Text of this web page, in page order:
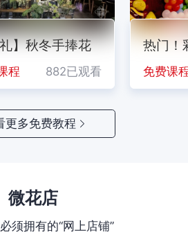
热门！
学
免费课
】秋冬手捧花
程 882已观看
手把手教你
488已观看
一看就会的
免费课程
更多免费教程
微花店
须拥有的“网上店铺”